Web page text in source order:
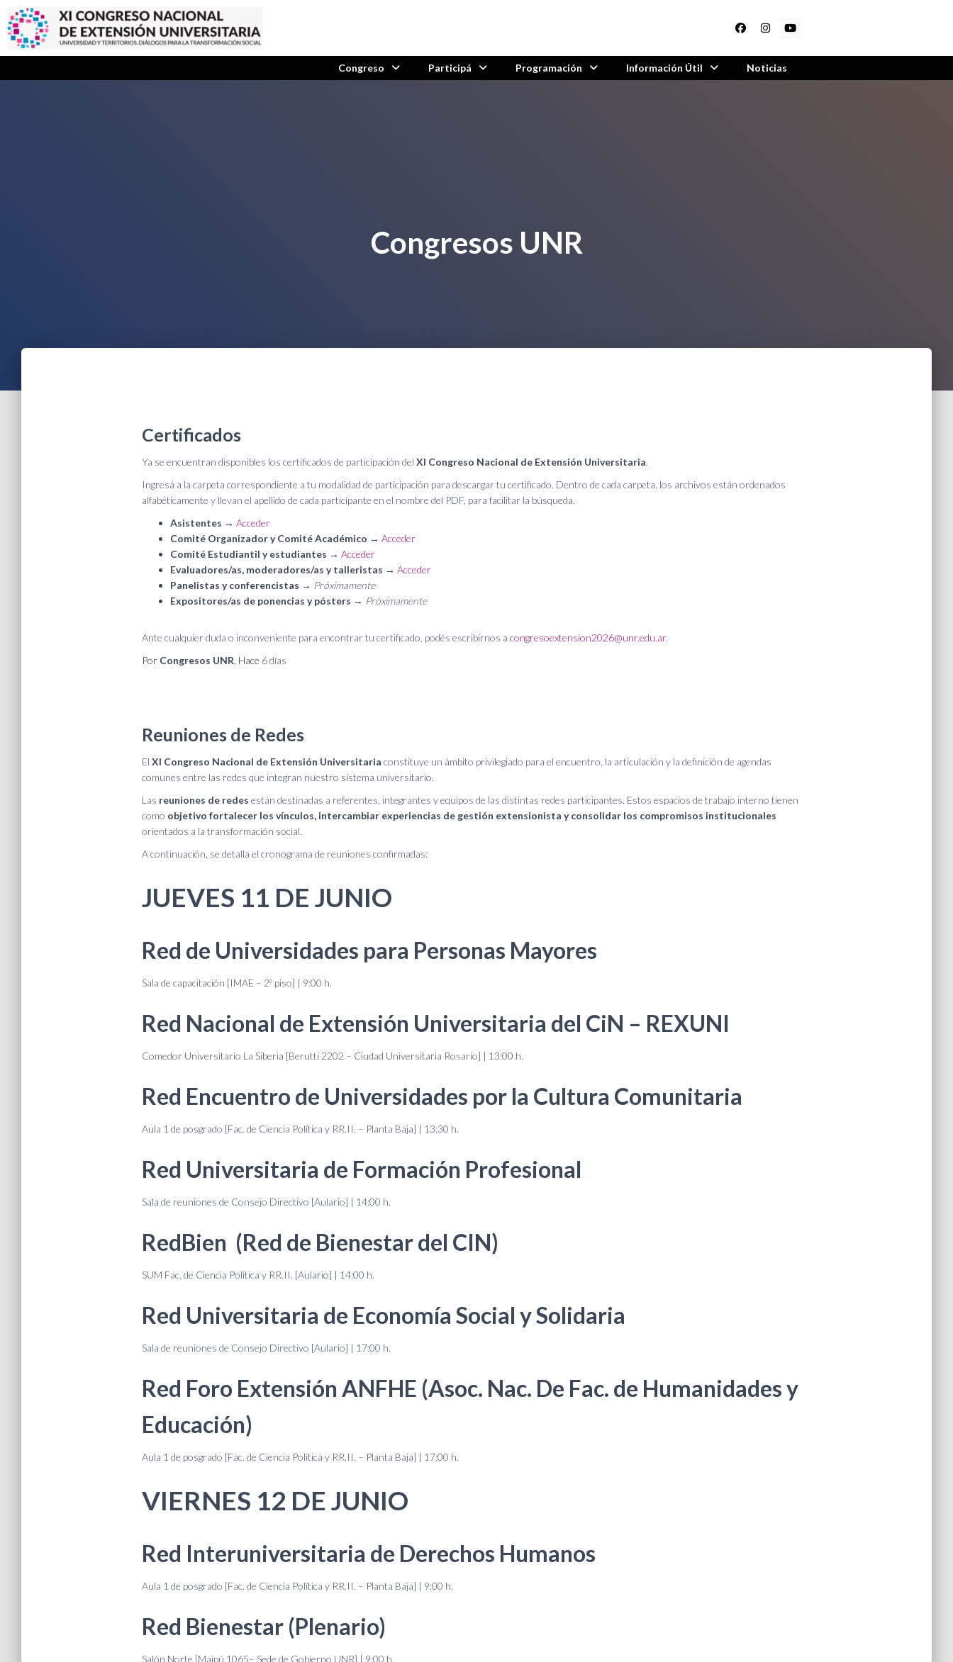
Congreso Participá Programación Información Útil Noticias
Congresos UNR
Certificados
Ya se encuentran disponibles los certificados de participación del XI Congreso Nacional de Extensión Universitaria.
Ingresá a la carpeta correspondiente a tu modalidad de participación para descargar tu certificado. Dentro de cada carpeta, los archivos están ordenados
alfabéticamente y llevan el apellido de cada participante en el nombre del PDF, para facilitar la búsqueda.
Asistentes → Acceder
Comité Organizador y Comité Académico → Acceder
Comité Estudiantil y estudiantes → Acceder
Evaluadores/as, moderadores/as y talleristas → Acceder
Panelistas y conferencistas → Próximamente
Expositores/as de ponencias y pósters → Próximamente
Ante cualquier duda o inconveniente para encontrar tu certificado, podés escribirnos a congresoextension2026@unr.edu.ar.
Por Congresos UNR , Hace 6 días
Reuniones de Redes
El XI Congreso Nacional de Extensión Universitaria constituye un ámbito privilegiado para el encuentro, la articulación y la definición de agendas
comunes entre las redes que integran nuestro sistema universitario.
Las reuniones de redes están destinadas a referentes, integrantes y equipos de las distintas redes participantes. Estos espacios de trabajo interno tienen
como objetivo fortalecer los vínculos, intercambiar experiencias de gestión extensionista y consolidar los compromisos institucionales
orientados a la transformación social.
A continuación, se detalla el cronograma de reuniones confirmadas:
JUEVES 11 DE JUNIO
Red de Universidades para Personas Mayores
Sala de capacitación [IMAE – 2º piso] | 9:00 h.
Red Nacional de Extensión Universitaria del CiN – REXUNI
Comedor Universitario La Siberia [Berutti 2202 – Ciudad Universitaria Rosario] | 13:00 h.
Red Encuentro de Universidades por la Cultura Comunitaria
Aula 1 de posgrado [Fac. de Ciencia Política y RR.II. – Planta Baja] | 13:30 h.
Red Universitaria de Formación Profesional
Sala de reuniones de Consejo Directivo [Aulario] | 14:00 h.
RedBien (Red de Bienestar del CIN)
SUM Fac. de Ciencia Política y RR.II. [Aulario] | 14:00 h.
Red Universitaria de Economía Social y Solidaria
Sala de reuniones de Consejo Directivo [Aulario] | 17:00 h.
Red Foro Extensión ANFHE (Asoc. Nac. De Fac. de Humanidades y
Educación)
Aula 1 de posgrado [Fac. de Ciencia Política y RR.II. – Planta Baja] | 17:00 h.
VIERNES 12 DE JUNIO
Red Interuniversitaria de Derechos Humanos
Aula 1 de posgrado [Fac. de Ciencia Política y RR.II. – Planta Baja] | 9:00 h.
Red Bienestar (Plenario)
Salón Norte [Maipú 1065– Sede de Gobierno UNR] | 9:00 h.